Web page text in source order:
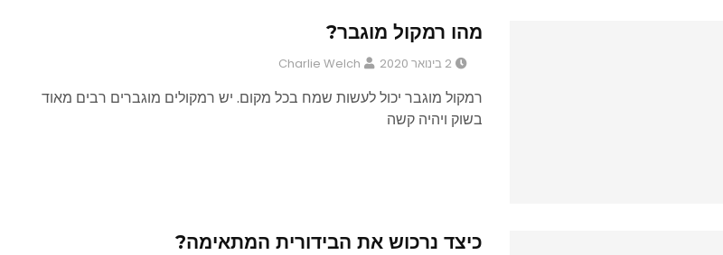
מהו רמקול מוגבר?
2 בינואר 2020 Charlie Welch
רמקול מוגבר יכול לעשות שמח בכל מקום. יש רמקולים מוגברים רבים מאוד
בשוק ויהיה קשה
כיצד נרכוש את הבידורית המתאימה?